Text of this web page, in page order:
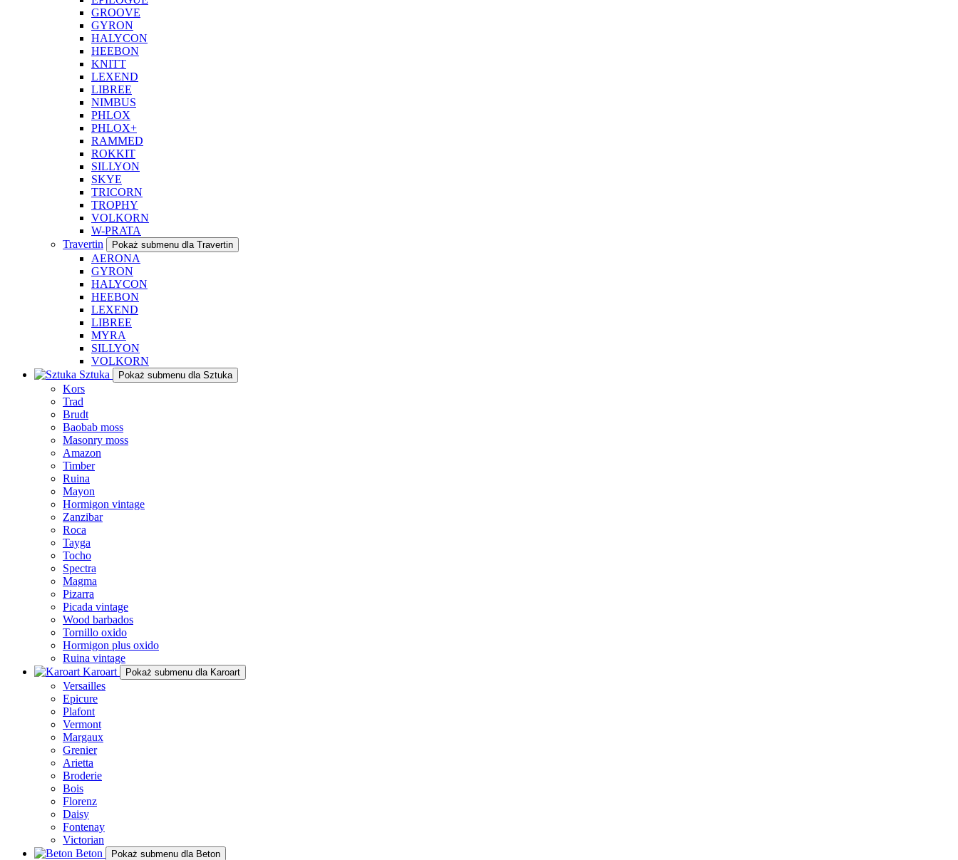
GROOVE
GYRON
HALYCON
HEEBON
KNITT
LEXEND
LIBREE
NIMBUS
PHLOX
PHLOX+
RAMMED
ROKKIT
SILLYON
SKYE
TRICORN
TROPHY
VOLKORN
W-PRATA
Travertin
Pokaż submenu dla Travertin
AERONA
GYRON
HALYCON
HEEBON
LEXEND
LIBREE
MYRA
SILLYON
VOLKORN
Sztuka
Pokaż submenu dla Sztuka
Kors
Trad
Brudt
Baobab moss
Masonry moss
Amazon
Timber
Ruina
Mayon
Hormigon vintage
Zanzibar
Roca
Tayga
Tocho
Spectra
Magma
Pizarra
Picada vintage
Wood barbados
Tornillo oxido
Hormigon plus oxido
Ruina vintage
Karoart
Pokaż submenu dla Karoart
Versailles
Epicure
Plafont
Vermont
Margaux
Grenier
Arietta
Broderie
Bois
Florenz
Daisy
Fontenay
Victorian
Beton
Pokaż submenu dla Beton